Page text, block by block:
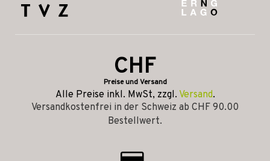
CHF
Preise und Versand
Alle Preise inkl. MwSt, zzgl. Versand.
Versandkostenfrei in der Schweiz ab CHF 90.00
Bestellwert.